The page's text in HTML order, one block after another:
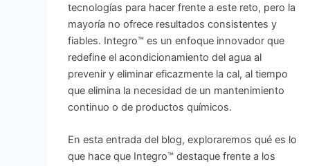
tecnologías para hacer frente a este reto, pero la
mayoría no ofrece resultados consistentes y
fiables. Integro™ es un enfoque innovador que
redefine el acondicionamiento del agua al
prevenir y eliminar eficazmente la cal, al tiempo
que elimina la necesidad de un mantenimiento
continuo o de productos químicos.
En esta entrada del blog, exploraremos qué es lo
que hace que Integro™ destaque frente a los